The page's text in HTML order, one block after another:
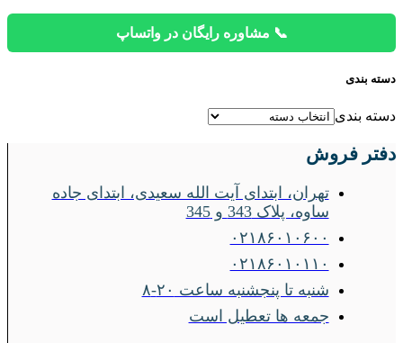
📞 مشاوره رایگان در واتساپ
دسته بندی
دسته بندی
دفتر فروش
تهران، ابتدای آیت الله سعیدی، ابتدای جاده
ساوه، پلاک 343 و 345
۰۲۱۸۶۰۱۰۶۰۰
۰۲۱۸۶۰۱۰۱۱۰
شنبه تا پنجشنبه ساعت ۲۰-۸
جمعه ها تعطیل است